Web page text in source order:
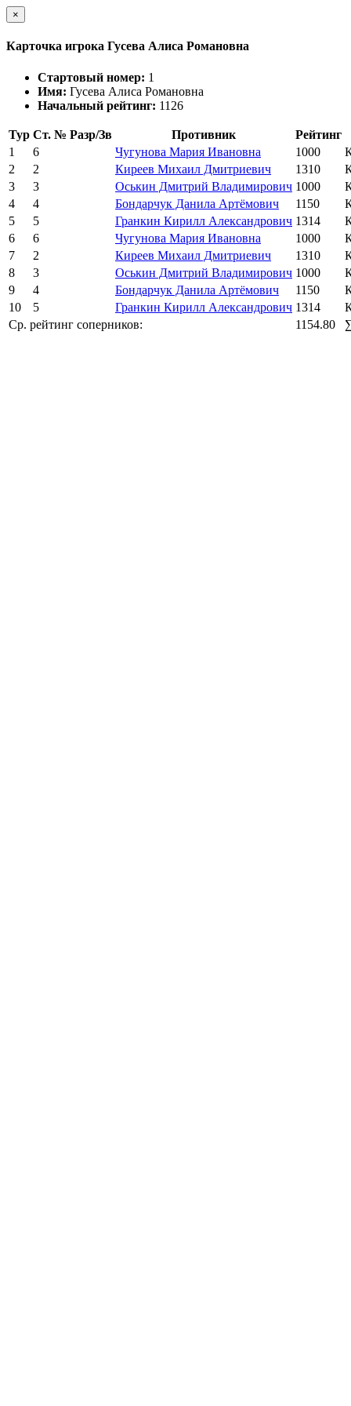
×
Карточка игрока Гусева Алиса Романовна
Стартовый номер: 1
Имя: Гусева Алиса Романовна
Начальный рейтинг: 1126
Тур Ст. № Разр/Зв Противник
Рейтинг
1
6 Чугунова Мария Ивановна 1000
2
2 Киреев Михаил Дмитриевич 1310
3
3 Оськин Дмитрий Владимирович 1000
4
4 Бондарчук Данила Артёмович 1150
5
5 Гранкин Кирилл Александрович 1314
6
6 Чугунова Мария Ивановна 1000
7
2 Киреев Михаил Дмитриевич 1310
8
3 Оськин Дмитрий Владимирович 1000
9
4 Бондарчук Данила Артёмович 1150
10
5 Гранкин Кирилл Александрович 1314
Ср. рейтинг соперников:
1154.80